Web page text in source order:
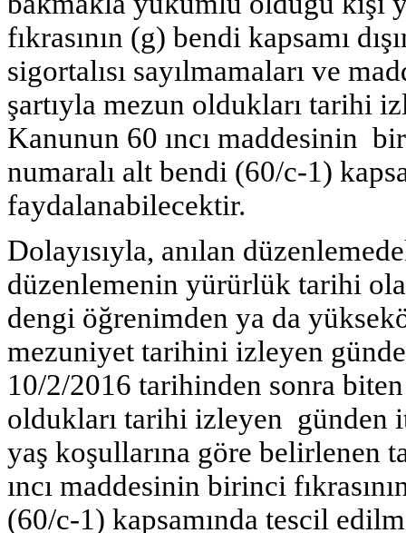
fıkrasının (g) bendi kapsamı
sigortalısı sayılmamaları ve
şartıyla mezun oldukları tarihi
Kanunun 60 ıncı maddesinin
numaralı alt bendi (60/c-1)
faydalanabilecektir.
Dolayısıyla, anılan
düzenlemenin yürürlük tarihi
dengi öğrenimden ya da
mezuniyet tarihini izleyen
10/2/2016 tarihinden sonra
oldukları tarihi izleyen günden
yaş koşullarına göre belirlenen
ıncı maddesinin birinci
(60/c-1) kapsamında tescil